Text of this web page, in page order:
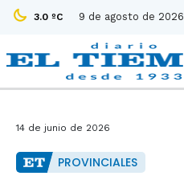
3.0 ºC 9 de agosto de 2026
14 de junio de 2026
PROVINCIALES